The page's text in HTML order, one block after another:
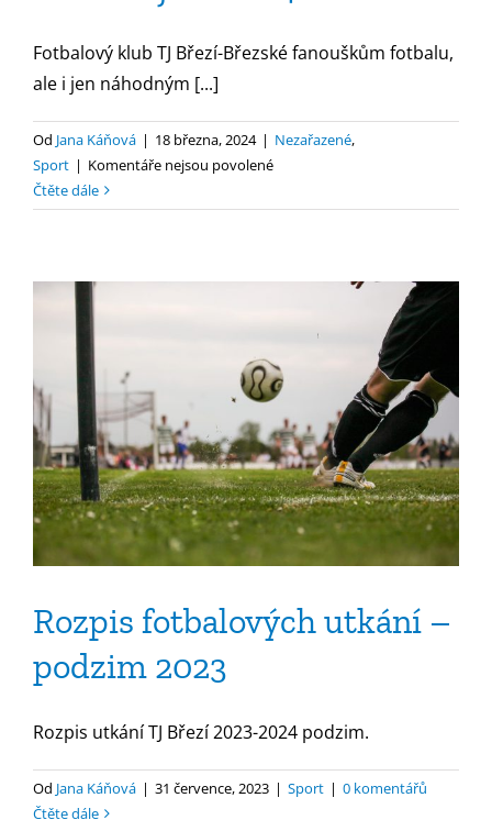
Fotbalový klub TJ Březí-Březské fanouškům fotbalu,
ale i jen náhodným [...]
Od Jana Káňová | 18 března, 2024 | Nezařazené,
Sport | Komentáře nejsou povolenéu
s
Březské
jaro
2024
Čtěte dále
Rozpis fotbalových utkání –
podzim 2023
Rozpis utkání TJ Březí 2023-2024 podzim.
Od Jana Káňová | 31 července, 2023 | Sport | 0 komentářů
Čtěte dále